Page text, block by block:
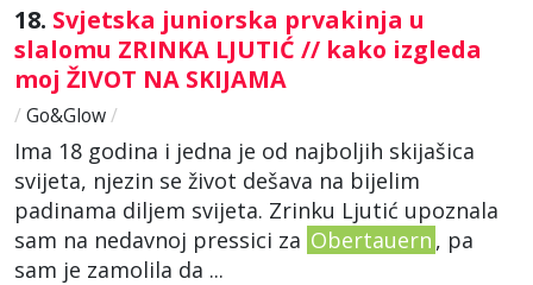
18. Svjetska juniorska prvakinja u
slalomu ZRINKA LJUTIĆ // kako izgleda
moj ŽIVOT NA SKIJAMA
/ Go&Glow/
Ima 18 godina i jedna je od najboljih skijašica
svijeta, njezin se život dešava na bijelim
padinama diljem svijeta. Zrinku Ljutić upoznala
sam na nedavnoj pressici za Obertauern , pa
sam je zamolila da ...